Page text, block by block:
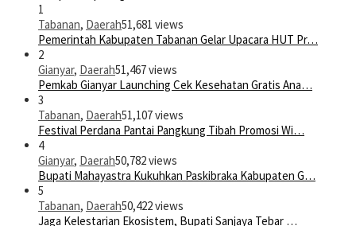
1
Tabanan, Daerah51,681 views
Pemerintah Kabupaten Tabanan Gelar Upacara HUT Pr…
2
Gianyar, Daerah51,467 views
Pemkab Gianyar Launching Cek Kesehatan Gratis Ana…
3
Tabanan, Daerah51,107 views
Festival Perdana Pantai Pangkung Tibah Promosi Wi…
4
Gianyar, Daerah50,782 views
Bupati Mahayastra Kukuhkan Paskibraka Kabupaten G…
5
Tabanan, Daerah50,422 views
Jaga Kelestarian Ekosistem, Bupati Sanjaya Tebar …